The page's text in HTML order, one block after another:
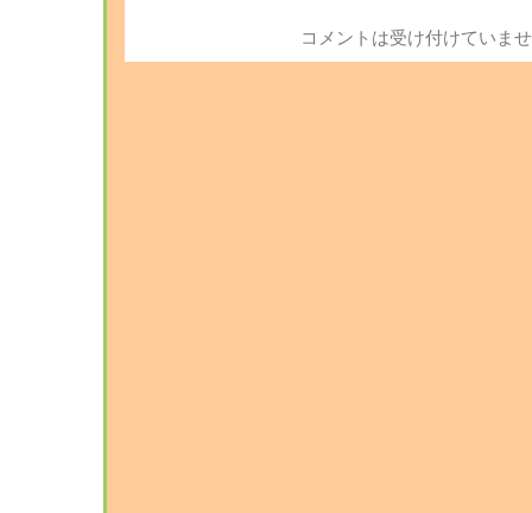
コメントは受け付けていま